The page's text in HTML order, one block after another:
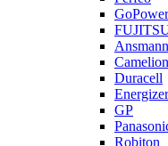
GoPower
Ansmann
Camelion
Duracell
Energizer
GP
Robiton